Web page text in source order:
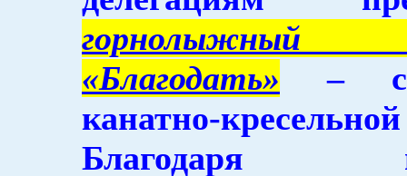
горнолыжный
«Благодать» –
канатно-
Благодаря